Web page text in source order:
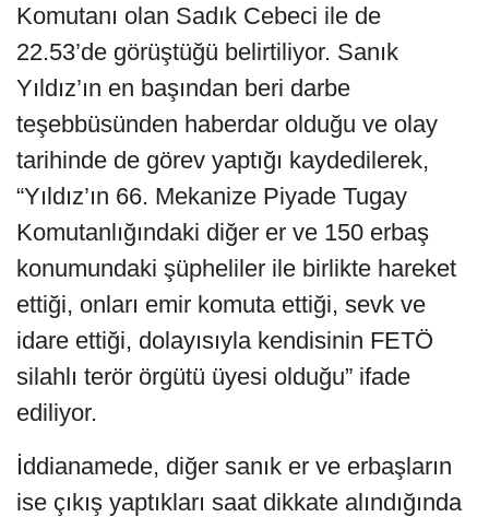
Komutanı olan Sadık Cebeci ile de
22.53’de görüştüğü belirtiliyor. Sanık
Yıldız’ın en başından beri darbe
teşebbüsünden haberdar olduğu ve olay
tarihinde de görev yaptığı kaydedilerek,
“Yıldız’ın 66. Mekanize Piyade Tugay
Komutanlığındaki diğer er ve 150 erbaş
konumundaki şüpheliler ile birlikte hareket
ettiği, onları emir komuta ettiği, sevk ve
idare ettiği, dolayısıyla kendisinin FETÖ
silahlı terör örgütü üyesi olduğu” ifade
ediliyor.
İddianamede, diğer sanık er ve erbaşların
ise çıkış yaptıkları saat dikkate alındığında